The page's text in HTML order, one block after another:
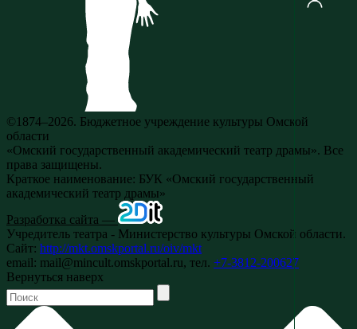
©1874–2026. Бюджетное учреждение культуры Омской
области
«Омский государственный академический театр драмы». Все
права защищены.
Краткое наименование: БУК «Омский государственный
академический театр драмы»
Разработка сайта —
Учредитель театра - Министерство культуры Омской области.
Сайт: http://mkt.omskportal.ru/oiv/mkt
email: mail@mincult.omskportal.ru, тел. +7-3812-200627
Вернуться наверх